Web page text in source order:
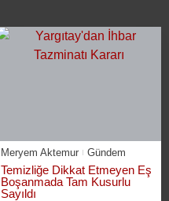
Meryem Aktemur Gündem
Temizliğe Dikkat Etmeyen Eş
Boşanmada Tam Kusurlu
Sayıldı